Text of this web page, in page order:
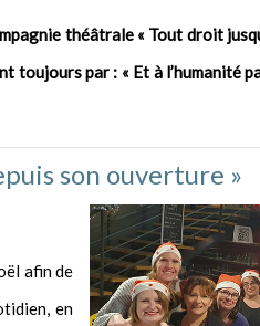
théâtrale « Tout droit
toujours par : « Et à l’humanité
son ouverture »
afin de
en